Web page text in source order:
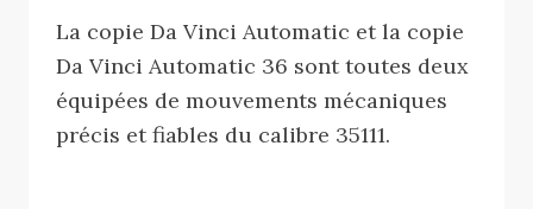
La copie Da Vinci Automatic et la copie
Da Vinci Automatic 36 sont toutes deux
équipées de mouvements mécaniques
précis et fiables du calibre 35111.